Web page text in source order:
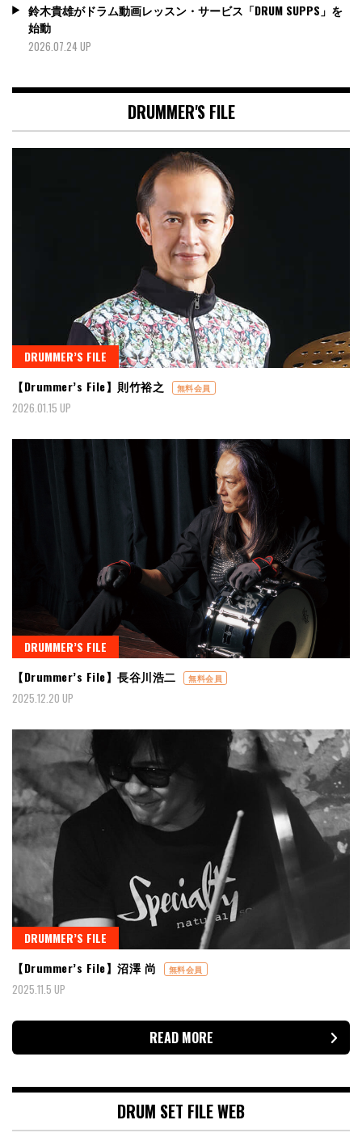
鈴木貴雄がドラム動画レッスン・サービス「DRUM SUPPS」を
始動
2026.07.24 UP
DRUMMER'S FILE
DRUMMER’S FILE
【Drummer’s File】則竹裕之
無料会員
2026.01.15 UP
DRUMMER’S FILE
【Drummer’s File】長谷川浩二
無料会員
2025.12.20 UP
DRUMMER’S FILE
【Drummer’s File】沼澤 尚
無料会員
2025.11.5 UP
READ MORE
DRUM SET FILE WEB